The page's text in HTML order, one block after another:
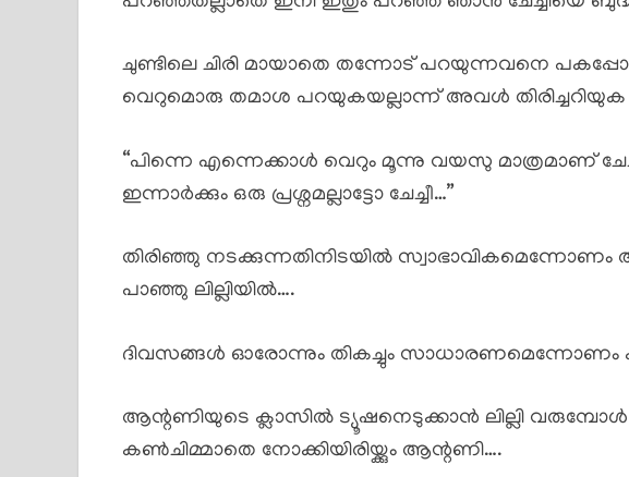
ചുണ്ടിലെ ചിരി മായാതെ തന്നോട് പറയുന്നവനെ
വെറുമൊരു തമാശ പറയുകയല്ലാന്ന് അവൾ തിരിച്ചറിയുക
“പിന്നെ എന്നെക്കാൾ വെറും മൂന്നു വയസു മാത്രമാണ്
ഇന്നാർക്കും ഒരു പ്രശ്നമല്ലാട്ടോ ചേച്ചീ…”
തിരിഞ്ഞു നടക്കുന്നതിനിടയിൽ
പാഞ്ഞു ലില്ലിയിൽ….
ദിവസങ്ങൾ ഓരോന്നും തികച്ചും സാധാരണമെന്നോണം
ആന്റണിയുടെ ക്ലാസിൽ ട്യൂഷനെടുക്കാൻ ലില്ലി
കൺചിമ്മാതെ നോക്കിയിരിയ്ക്കും ആന്റണി….